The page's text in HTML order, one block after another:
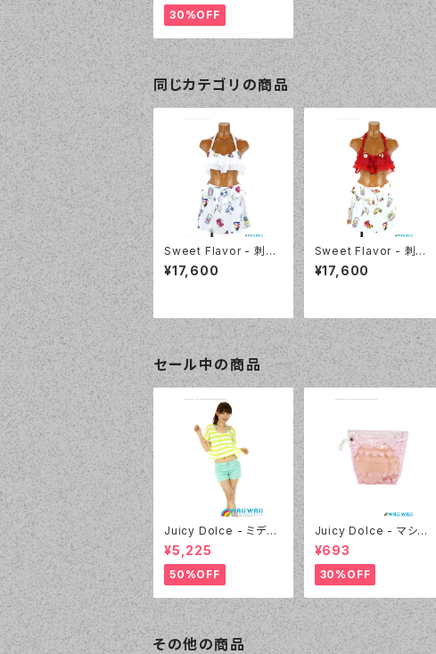
30%OFF
同じカテゴリの商品
Sweet Flavor - 刺繍
フリルプリントスカート
付 3点セット（337020
¥17,600
Sweet Flavor - 刺繍
フリルプリントスカート
付 3点セット（337020
¥17,600
セール中の商品
Juicy Dolce - ミディ
アムドット（4412 - 60:
グリーン）
¥5,225
50%OFF
Juicy Dolce - マシュ
マロパッド（032 - 40:
イエロー）
¥693
30%OFF
その他の商品